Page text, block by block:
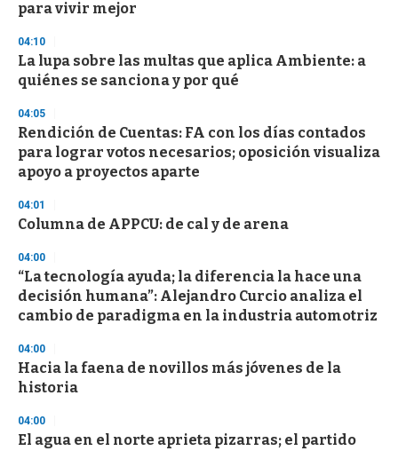
3
s
e
c
o
d
s
para vivir mejor
04:10
La lupa sobre las multas que aplica Ambiente: a
quiénes se sanciona y por qué
04:05
Rendición de Cuentas: FA con los días contados
para lograr votos necesarios; oposición visualiza
apoyo a proyectos aparte
04:01
Columna de APPCU: de cal y de arena
04:00
“La tecnología ayuda; la diferencia la hace una
decisión humana”: Alejandro Curcio analiza el
cambio de paradigma en la industria automotriz
04:00
Hacia la faena de novillos más jóvenes de la
historia
04:00
El agua en el norte aprieta pizarras; el partido